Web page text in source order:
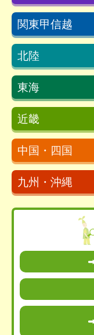
関東甲信越
北陸
東海
近畿
中国・四国
九州・沖縄